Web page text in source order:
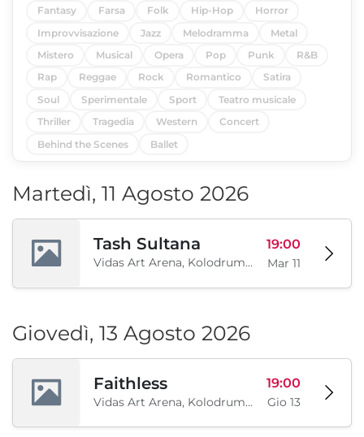
Fantasy
Farsa Folk Hip-Hop
Horror
Improvvisazione
Jazz Melodramma
Metal
Mistero
Musical Opera Pop Punk
R&B
Rap
Reggae Rock Romantico
Satira
Soul
Sperimentale Sport
Teatro musicale
Thriller
Tragedia Western
Concert
Behind the Scenes
Ballet
Martedì, 11 Agosto 2026
Tash Sultana
Vidas Art Arena, Kolodrum, Borisova gradina, Sofia, BG
19:00
Mar 11
Giovedì, 13 Agosto 2026
Faithless
Vidas Art Arena, Kolodrum, Borisova gradina, Sofia, BG
19:00
Gio 13